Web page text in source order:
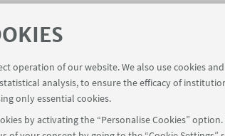
operation of our website. We also use cookies
analysis, to ensure the efficacy of
only essential cookies.
by activating the “Personalise Cookies”
del mundo, y esto va desde su